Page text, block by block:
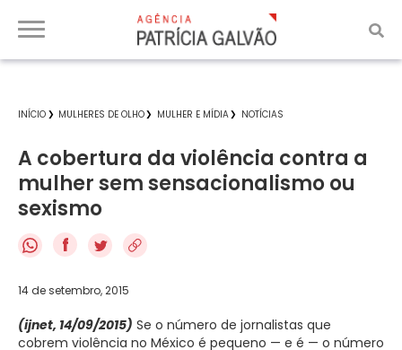
INÍCIO MULHERES DE OLHO MULHER E MÍDIA NOTÍCIAS
A cobertura da violência contra a
mulher sem sensacionalismo ou
sexismo
f
14 de setembro, 2015
(ijnet, 14/09/2015) Se o número de jornalistas que
cobrem violência no México é pequeno — e é — o número